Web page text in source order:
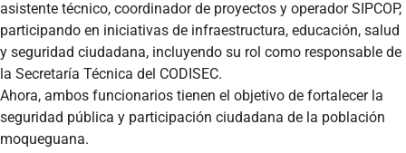
asistente técnico, coordinador de proyectos y operador SIPCOP,
participando en iniciativas de infraestructura, educación, salud
y seguridad ciudadana, incluyendo su rol como responsable de
la Secretaría Técnica del CODISEC.
Ahora, ambos funcionarios tienen el objetivo de fortalecer la
seguridad pública y participación ciudadana de la población
moqueguana.